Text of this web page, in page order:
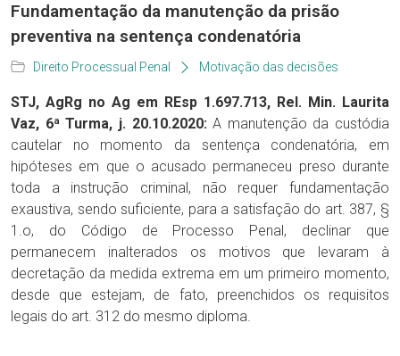
Fundamentação da manutenção da prisão
preventiva na sentença condenatória
Direito Processual Penal Motivação das decisões
STJ, AgRg no Ag em REsp 1.697.713, Rel. Min. Laurita
Vaz, 6ª Turma, j. 20.10.2020: A manutenção da custódia
cautelar no momento da sentença condenatória, em
hipóteses em que o acusado permaneceu preso durante
toda a instrução criminal, não requer fundamentação
exaustiva, sendo suficiente, para a satisfação do art. 387, §
1.o, do Código de Processo Penal, declinar que
permanecem inalterados os motivos que levaram à
decretação da medida extrema em um primeiro momento,
desde que estejam, de fato, preenchidos os requisitos
legais do art. 312 do mesmo diploma.